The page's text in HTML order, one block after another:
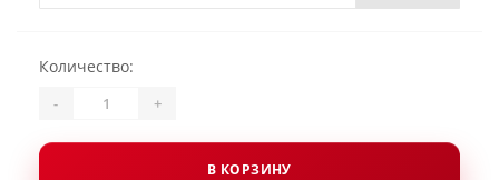
Количество:
- +
В КОРЗИНУ